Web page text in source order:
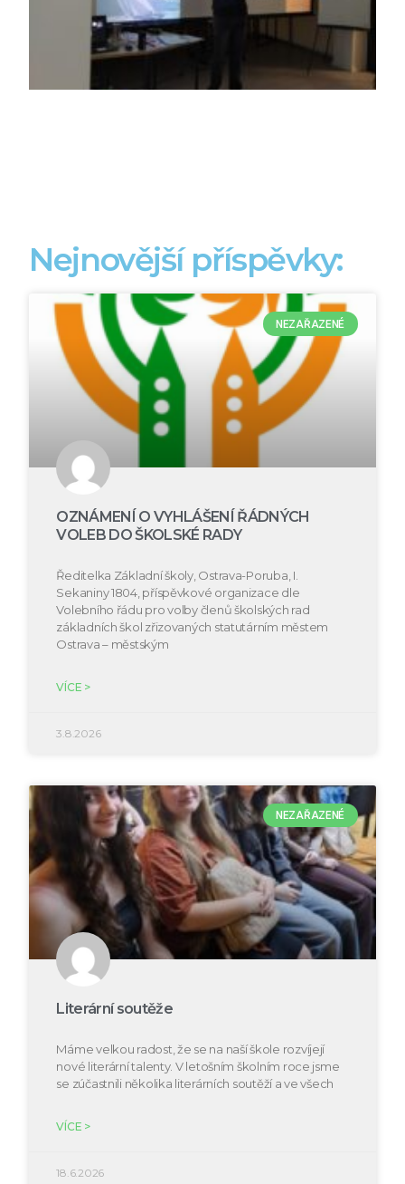
Nejnovější příspěvky:
NEZAŘAZENÉ
OZNÁMENÍ O VYHLÁŠENÍ ŘÁDNÝCH
VOLEB DO ŠKOLSKÉ RADY
Ředitelka Základní školy, Ostrava-Poruba, I.
Sekaniny 1804, příspěvkové organizace dle
Volebního řádu pro volby členů školských rad
základních škol zřizovaných statutárním městem
Ostrava – městským
VÍCE >
3.8.2026
NEZAŘAZENÉ
Literární soutěže
Máme velkou radost, že se na naší škole rozvíjejí
nové literární talenty. V letošním školním roce jsme
se zúčastnili několika literárních soutěží a ve všech
VÍCE >
18.6.2026